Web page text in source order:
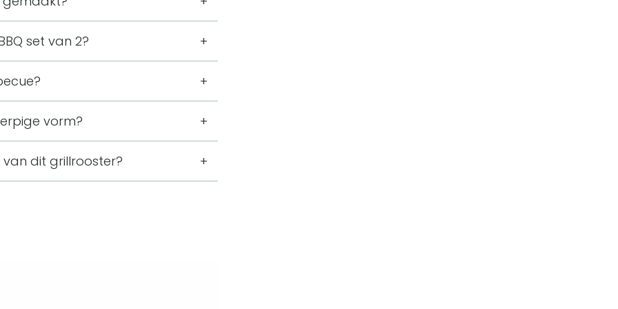
en voor het roosteren van
barbecue.
set van 2?
twee verschillende gerechten
vorm?
tijdens het grillen.
dit grillrooster?